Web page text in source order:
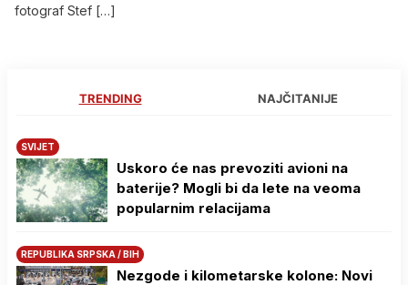
fotograf Stef […]
TRENDING NAJČITANIJE
SVIJET
Uskoro će nas prevoziti avioni na
baterije? Mogli bi da lete na veoma
popularnim relacijama
REPUBLIKA SRPSKA / BIH
Nezgode i kilometarske kolone: Novi